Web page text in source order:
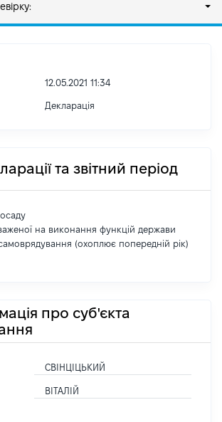
12.05.2021 11:34
Декларація
та звітний період
на виконання функцій держави
(охоплює попередній рік)
про суб'єкта
СВІНЦІЦЬКИЙ
ВІТАЛІЙ